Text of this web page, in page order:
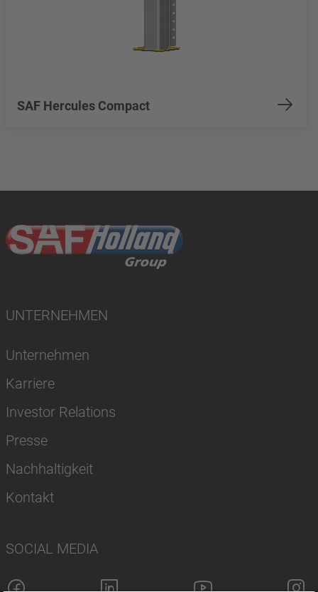
SAF Hercules Compact
UNTERNEHMEN
Unternehmen
Karriere
Investor Relations
Presse
Nachhaltigkeit
Kontakt
SOCIAL MEDIA